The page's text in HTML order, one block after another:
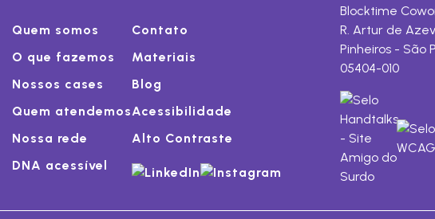
Quem somos
O que fazemos
Nossos cases
Quem atendemos
Nossa rede
DNA acessível
Contato
Materiais
Blog
Acessibilidade
Alto Contraste
Blocktime
R. Artur de
Pinheiros - São
05404-010